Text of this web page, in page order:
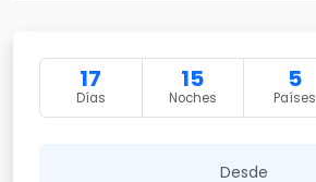
17
Días
15
Noches
5
Países
Desde